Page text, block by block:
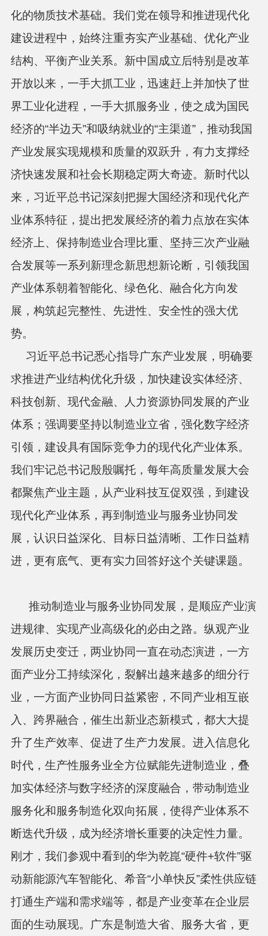
化的物质技术基础。我们党在领导和推进现代化
建设进程中，始终注重夯实产业基础、优化产业
结构、平衡产业关系。新中国成立后特别是改革
开放以来，一手大抓工业，迅速赶上并加快了世
界工业化进程，一手大抓服务业，使之成为国民
经济的“半边天”和吸纳就业的“主渠道”，推动我国
产业发展实现规模和质量的双跃升，有力支撑经
济快速发展和社会长期稳定两大奇迹。新时代以
来，习近平总书记深刻把握大国经济和现代化产
业体系特征，提出把发展经济的着力点放在实体
经济上、保持制造业合理比重、坚持三次产业融
合发展等一系列新理念新思想新论断，引领我国
产业体系朝着智能化、绿色化、融合化方向发
展，构筑起完整性、先进性、安全性的强大优
势。
习近平总书记悉心指导广东产业发展，明确要
求推进产业结构优化升级，加快建设实体经济、
科技创新、现代金融、人力资源协同发展的产业
体系；强调要坚持以制造业立省，强化数字经济
引领，建设具有国际竞争力的现代化产业体系。
我们牢记总书记殷殷嘱托，每年高质量发展大会
都聚焦产业主题，从产业科技互促双强，到建设
现代化产业体系，再到制造业与服务业协同发
展，认识日益深化、目标日益清晰、工作日益精
进，更有底气、更有实力回答好这个关键课题。
推动制造业与服务业协同发展，是顺应产业演
进规律、实现产业高级化的必由之路。纵观产业
发展历史变迁，两业协同一直在动态演进，一方
面产业分工持续深化，裂解出越来越多的细分行
业，一方面产业协同日益紧密，不同产业相互嵌
入、跨界融合，催生出新业态新模式，都大大提
升了生产效率、促进了生产力发展。进入信息化
时代，生产性服务业全方位赋能先进制造业，叠
加实体经济与数字经济的深度融合，带动制造业
服务化和服务制造化双向拓展，使得产业体系不
断迭代升级，成为经济增长重要的决定性力量。
刚才，我们参观中看到的华为乾崑“硬件+软件”驱
动新能源汽车智能化、希音“小单快反”柔性供应链
打通生产端和需求端等，都是产业变革在企业层
面的生动展现。广东是制造大省、服务大省，更